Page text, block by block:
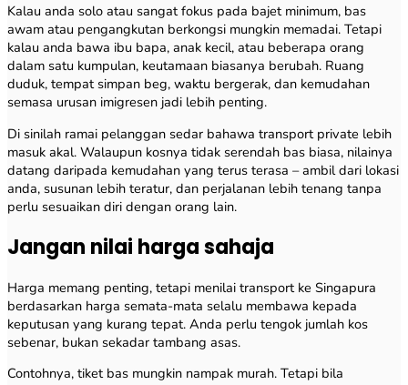
Kalau anda solo atau sangat fokus pada bajet minimum, bas
awam atau pengangkutan berkongsi mungkin memadai. Tetapi
kalau anda bawa ibu bapa, anak kecil, atau beberapa orang
dalam satu kumpulan, keutamaan biasanya berubah. Ruang
duduk, tempat simpan beg, waktu bergerak, dan kemudahan
semasa urusan imigresen jadi lebih penting.
Di sinilah ramai pelanggan sedar bahawa transport private lebih
masuk akal. Walaupun kosnya tidak serendah bas biasa, nilainya
datang daripada kemudahan yang terus terasa – ambil dari lokasi
anda, susunan lebih teratur, dan perjalanan lebih tenang tanpa
perlu sesuaikan diri dengan orang lain.
Jangan nilai harga sahaja
Harga memang penting, tetapi menilai transport ke Singapura
berdasarkan harga semata-mata selalu membawa kepada
keputusan yang kurang tepat. Anda perlu tengok jumlah kos
sebenar, bukan sekadar tambang asas.
Contohnya, tiket bas mungkin nampak murah. Tetapi bila